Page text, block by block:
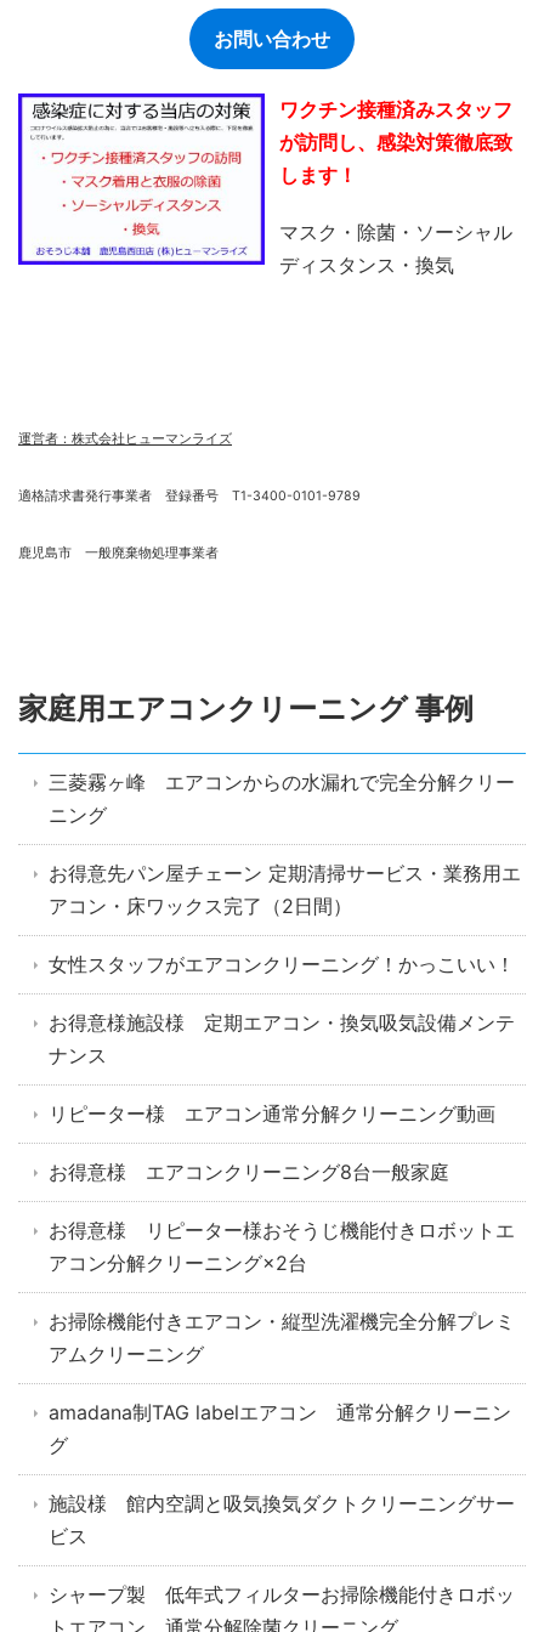
お問い合わせ
ワクチン接種済みスタッフ
が訪問し、感染対策徹底致
します！
マスク・除菌・ソーシャル
ディスタンス・換気
運営者：株式会社ヒューマンライズ
適格請求書発行事業者 登録番号 T1-3400-0101-9789
鹿児島市 一般廃棄物処理事業者
家庭用エアコンクリーニング 事例
三菱霧ヶ峰 エアコンからの水漏れで完全分解クリー
ニング
お得意先パン屋チェーン 定期清掃サービス・業務用エ
アコン・床ワックス完了（2日間）
女性スタッフがエアコンクリーニング！かっこいい！
お得意様施設様 定期エアコン・換気吸気設備メンテ
ナンス
リピーター様 エアコン通常分解クリーニング動画
お得意様 エアコンクリーニング8台一般家庭
お得意様 リピーター様おそうじ機能付きロボットエ
アコン分解クリーニング×2台
お掃除機能付きエアコン・縦型洗濯機完全分解プレミ
アムクリーニング
amadana制TAG labelエアコン 通常分解クリーニン
グ
施設様 館内空調と吸気換気ダクトクリーニングサー
ビス
シャープ製 低年式フィルターお掃除機能付きロボッ
トエアコン 通常分解除菌クリーニング